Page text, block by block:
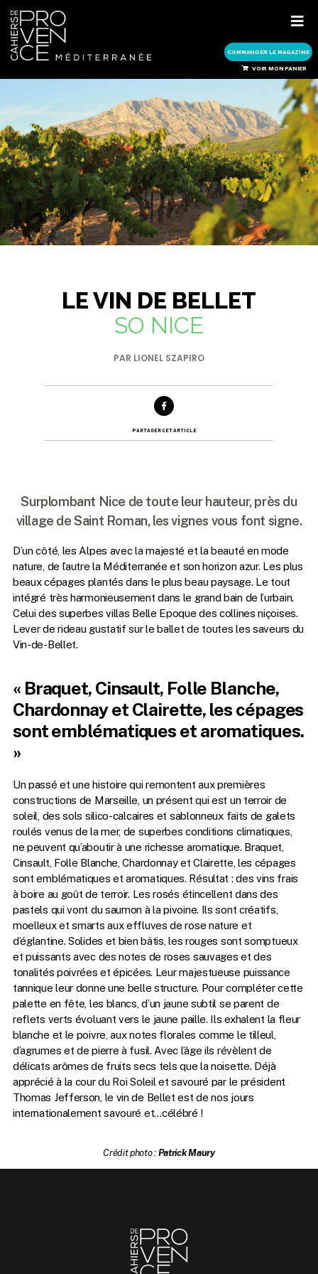
COMMANDER LE MAGAZINE
VOIR MON PANIER
LE VIN DE BELLET
SO NICE
PAR LIONEL SZAPIRO
PARTAGER CET ARTICLE
Surplombant Nice de toute leur hauteur, près du
village de Saint Roman, les vignes vous font signe.
D’un côté, les Alpes avec la majesté et la beauté en mode
nature, de l’autre la Méditerranée et son horizon azur. Les plus
beaux cépages plantés dans le plus beau paysage. Le tout
intégré très harmonieusement dans le grand bain de l’urbain.
Celui des superbes villas Belle Epoque des collines niçoises.
Lever de rideau gustatif sur le ballet de toutes les saveurs du
Vin-de-Bellet.
« Braquet, Cinsault, Folle Blanche,
Chardonnay et Clairette, les cépages
sont emblématiques et aromatiques.
»
Un passé et une histoire qui remontent aux premières
constructions de Marseille, un présent qui est un terroir de
soleil, des sols silico-calcaires et sablonneux faits de galets
roulés venus de la mer, de superbes conditions climatiques,
ne peuvent qu’aboutir à une richesse aromatique. Braquet,
Cinsault, Folle Blanche, Chardonnay et Clairette, les cépages
sont emblématiques et aromatiques. Résultat : des vins frais
à boire au goût de terroir. Les rosés étincellent dans des
pastels qui vont du saumon à la pivoine. Ils sont créatifs,
moelleux et smarts aux effluves de rose nature et
d’églantine. Solides et bien bâtis, les rouges sont somptueux
et puissants avec des notes de roses sauvages et des
tonalités poivrées et épicées. Leur majestueuse puissance
tannique leur donne une belle structure. Pour compléter cette
palette en fête, les blancs, d’un jaune subtil se parent de
reflets verts évoluant vers le jaune paille. Ils exhalent la fleur
blanche et le poivre, aux notes florales comme le tilleul,
d’agrumes et de pierre à fusil. Avec l’âge ils révèlent de
délicats arômes de fruits secs tels que la noisette. Déjà
apprécié à la cour du Roi Soleil et savouré par le président
Thomas Jefferson, le vin de Bellet est de nos jours
internationalement savouré et…célébré !
Crédit photo : Patrick Maury